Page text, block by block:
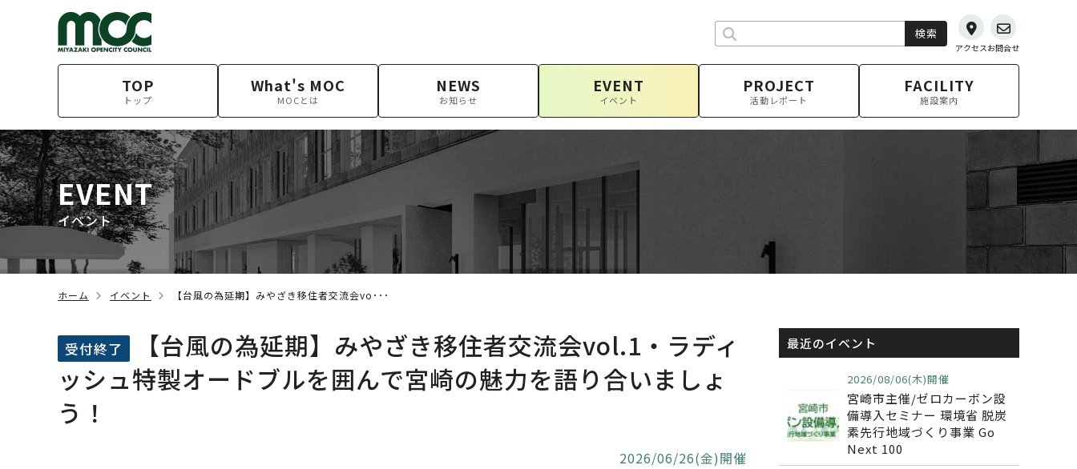
検索
アクセスお問合せ
TOP
トップ
What's MOC
MOCとは
NEWS
お知らせ
EVENT
イベント
PROJECT
活動レポート
FACILITY
施設案内
EVENT
イベント
ホーム イベント 【台風の為延期】みやざき移住者交流会vo･･･
受付終了
【台風の為延期】みやざき移住者交流会vol.1・ラディ
ッシュ特製オードブルを囲んで宮崎の魅力を語り合いましょ
う！
2026/06/26(金)開催
最近のイベント
2026/08/06(木)開催
宮崎市主催/ゼロカーボン設
備導入セミナー 環境省 脱炭
素先行地域づくり事業 Go
Next 100